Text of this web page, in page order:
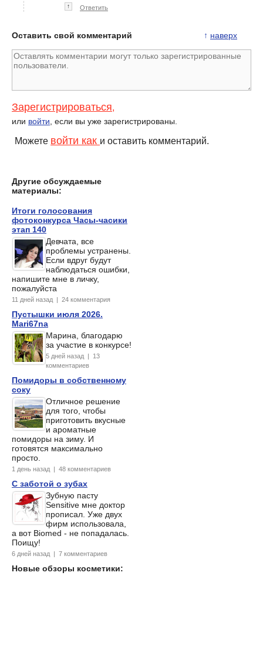
↑ Ответить
↑ наверх
Оставить свой комментарий
Зарегистрироваться,
или войти , если вы уже зарегистрированы.
Можете войти как и оставить комментарий.
Другие обсуждаемые
материалы:
Итоги голосования
фотоконкурса Часы-часики
этап 140
Девчата, все
проблемы устранены.
Если вдруг будут
наблюдаться ошибки,
напишите мне в личку,
пожалуйста
11 дней назад | 24 комментария
Пустышки июля 2026.
Mari67na
Марина, благодарю
за участие в конкурсе!
5 дней назад | 13
комментариев
Помидоры в собственному
соку
Отличное решение
для того, чтобы
приготовить вкусные
и ароматные
помидоры на зиму. И
готовятся максимально
просто.
1 день назад | 48 комментариев
С заботой о зубах
Зубную пасту
Sensitive мне доктор
прописал. Уже двух
фирм использовала,
а вот Biomed - не попадалась.
Поищу!
6 дней назад | 7 комментариев
Новые обзоры косметики: